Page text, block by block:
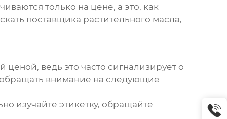
только на цене, а это, как
поставщика растительного масла,
ценой, ведь это часто сигнализирует о
внимание на следующие
изучайте этикетку, обращайте